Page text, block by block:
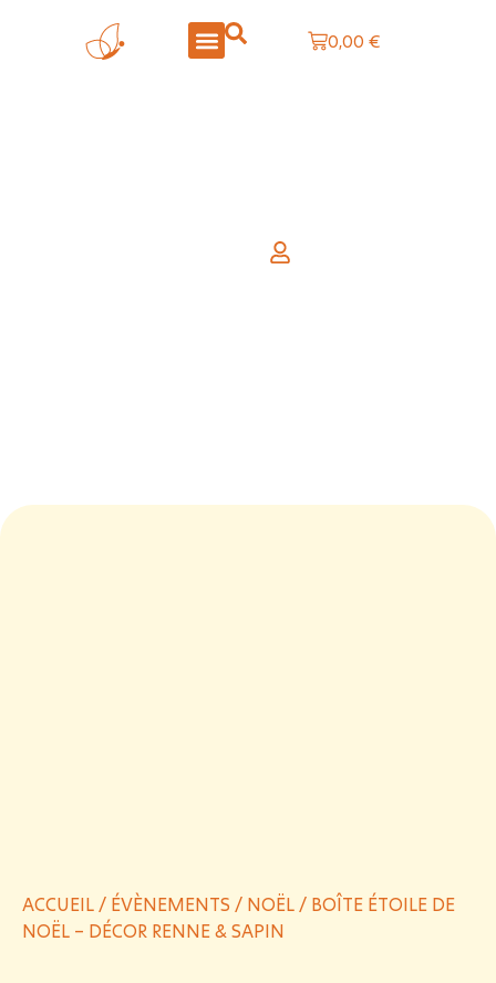
0,00 €
ACCUEIL / ÉVÈNEMENTS / NOËL / BOÎTE ÉTOILE DE
NOËL – DÉCOR RENNE & SAPIN